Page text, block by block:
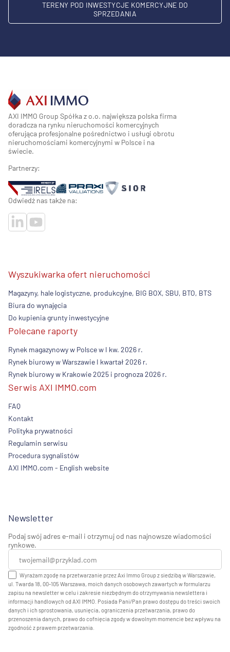
TERENY POD INWESTYCJE KOMERCYJNE DO
SPRZEDANIA
AXI IMMO Group Spółka z o.o. największa polska firma
doradcza na rynku nieruchomości komercyjnych
oferująca profesjonalne pośrednictwo i usługi obrotu
nieruchomościami komercyjnymi w Polsce i na
świecie.
Partnerzy:
Odwiedź nas także na:
Wyszukiwarka ofert nieruchomości
Magazyny, hale logistyczne, produkcyjne, BIG BOX, SBU, BTO, BTS
Biura do wynajęcia
Do kupienia grunty inwestycyjne
Polecane raporty
Rynek magazynowy w Polsce w I kw. 2026 r.
Rynek biurowy w Warszawie I kwartał 2026 r.
Rynek biurowy w Krakowie 2025 i prognoza 2026 r.
Serwis AXI IMMO.com
FAQ
Kontakt
Polityka prywatności
Regulamin serwisu
Procedura sygnalistów
AXI IMMO.com - English website
Newsletter
Podaj swój adres e-mail i otrzymuj od nas najnowsze wiadomości
rynkowe.
Wyrażam zgodę na przetwarzanie przez Axi Immo Group z siedzibą w Warszawie,
ul. Twarda 18, 00-105 Warszawa, moich danych osobowych zawartych w formularzu
zapisu na newsletter w celu i zakresie niezbędnym do otrzymywania newslettera i
informacji handlowych od AXI IMMO. Posiada Pani/Pan prawo dostępu do treści swoich
danych i ich sprostowania, usunięcia, ograniczenia przetwarzania, prawo do
przenoszenia danych, prawo do cofnięcia zgody w dowolnym momencie bez wpływu na
zgodność z prawem przetwarzania.